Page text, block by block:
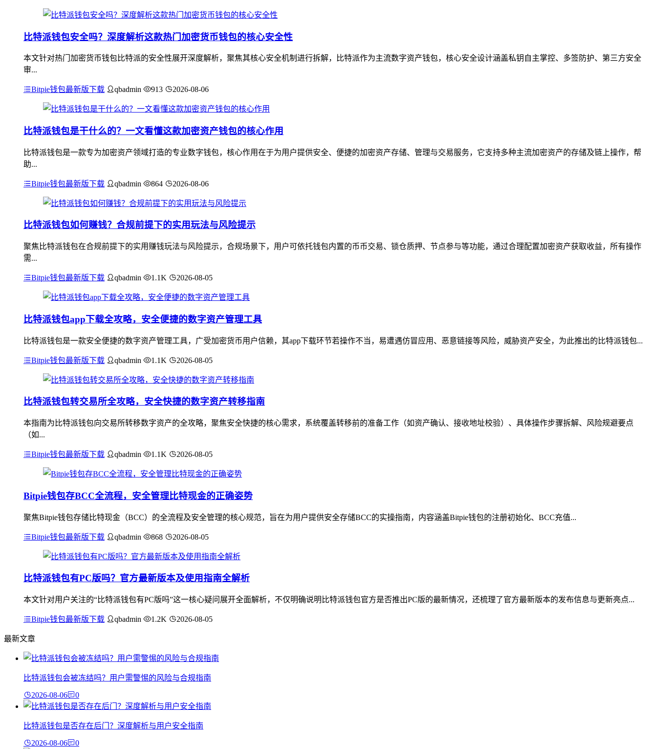
比特派钱包安全吗？深度解析这款热门加密货币钱包的核心安全性
本文针对热门加密货币钱包比特派的安全性展开深度解析，聚焦其核心安全机制进行拆解，比特派作为主流数字资产钱包，核心安全设计涵盖私钥自主掌控、多签防护、第三方安全
审...
Bitpie钱包最新版下载 qbadmin 913 2026-08-06
比特派钱包是干什么的？一文看懂这款加密资产钱包的核心作用
比特派钱包是一款专为加密资产领域打造的专业数字钱包，核心作用在于为用户提供安全、便捷的加密资产存储、管理与交易服务，它支持多种主流加密资产的存储及链上操作，帮
助...
Bitpie钱包最新版下载 qbadmin 864 2026-08-06
比特派钱包如何赚钱？合规前提下的实用玩法与风险提示
聚焦比特派钱包在合规前提下的实用赚钱玩法与风险提示，合规场景下，用户可依托钱包内置的币币交易、锁仓质押、节点参与等功能，通过合理配置加密资产获取收益，所有操作
需...
Bitpie钱包最新版下载 qbadmin 1.1K 2026-08-05
比特派钱包app下载全攻略，安全便捷的数字资产管理工具
比特派钱包是一款安全便捷的数字资产管理工具，广受加密货币用户信赖，其app下载环节若操作不当，易遭遇仿冒应用、恶意链接等风险，威胁资产安全，为此推出的比特派钱包...
Bitpie钱包最新版下载 qbadmin 1.1K 2026-08-05
比特派钱包转交易所全攻略，安全快捷的数字资产转移指南
本指南为比特派钱包向交易所转移数字资产的全攻略，聚焦安全快捷的核心需求，系统覆盖转移前的准备工作（如资产确认、接收地址校验）、具体操作步骤拆解、风险规避要点
（如...
Bitpie钱包最新版下载 qbadmin 1.1K 2026-08-05
Bitpie钱包存BCC全流程，安全管理比特现金的正确姿势
聚焦Bitpie钱包存储比特现金（BCC）的全流程及安全管理的核心规范，旨在为用户提供安全存储BCC的实操指南，内容涵盖Bitpie钱包的注册初始化、BCC充值...
Bitpie钱包最新版下载 qbadmin 868 2026-08-05
比特派钱包有PC版吗？官方最新版本及使用指南全解析
本文针对用户关注的“比特派钱包有PC版吗”这一核心疑问展开全面解析，不仅明确说明比特派钱包官方是否推出PC版的最新情况，还梳理了官方最新版本的发布信息与更新亮点...
Bitpie钱包最新版下载 qbadmin 1.2K 2026-08-05
最新文章
比特派钱包会被冻结吗？用户需警惕的风险与合规指南
2026-08-06 0
比特派钱包是否存在后门？深度解析与用户安全指南
2026-08-06 0